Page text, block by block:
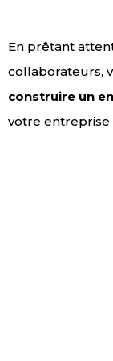
En prêtant
collaborateurs,
construire un
votre entreprise